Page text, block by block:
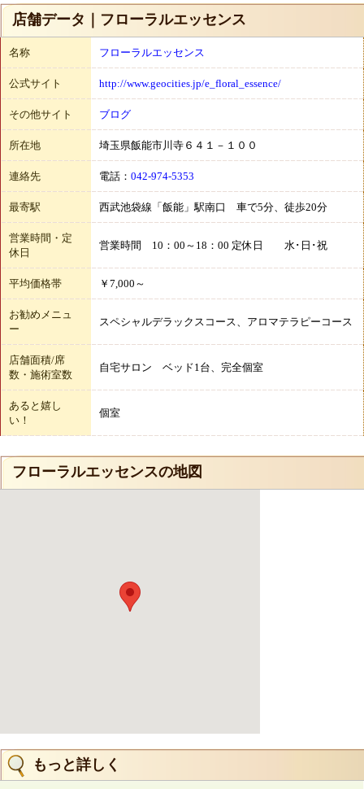
店舗データ｜フローラルエッセンス
名称 フローラルエッセンス
公式サイト http://www.geocities.jp/e_floral_essence/
その他サイト ブログ
所在地 埼玉県飯能市川寺６４１－１００
連絡先 電話： 042-974-5353
最寄駅 西武池袋線「飯能」駅南口 車で5分、徒歩20分
営業時間・定
休日
営業時間 10：00～18：00 定休日 水･日･祝
平均価格帯 ￥7,000～
お勧めメニュ
ー
スペシャルデラックスコース、アロマテラピーコース
店舗面積/席
数・施術室数
自宅サロン ベッド1台、完全個室
あると嬉し
い！
個室
フローラルエッセンスの地図
もっと詳しく